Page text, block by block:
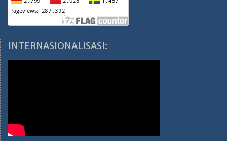
INTERNASIONALISASI: